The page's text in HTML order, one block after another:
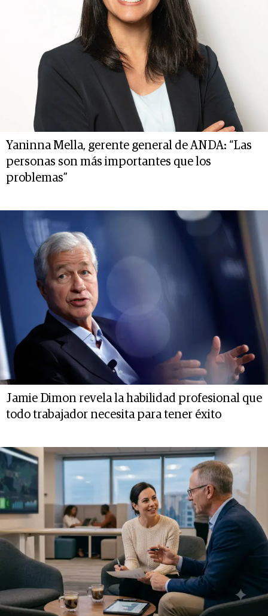
Yaninna Mella, gerente general de ANDA: “Las
personas son más importantes que los
problemas”
Jamie Dimon revela la habilidad profesional que
todo trabajador necesita para tener éxito